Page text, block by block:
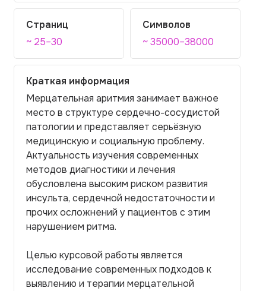
Страниц
~ 25–30
Символов
~ 35000–38000
Краткая информация
Мерцательная аритмия занимает важное
место в структуре сердечно-сосудистой
патологии и представляет серьёзную
медицинскую и социальную проблему.
Актуальность изучения современных
методов диагностики и лечения
обусловлена высоким риском развития
инсульта, сердечной недостаточности и
прочих осложнений у пациентов с этим
нарушением ритма.
Целью курсовой работы является
исследование современных подходов к
выявлению и терапии мерцательной